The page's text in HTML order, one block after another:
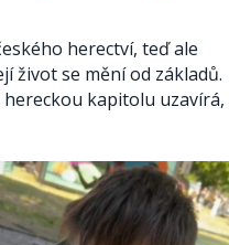
herectví, teď ale
život se mění od základů.
kapitolu uzavírá,